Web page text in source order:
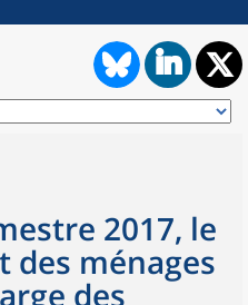
2017, le
des ménages
des